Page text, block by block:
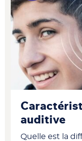
auditive
Quelle est la